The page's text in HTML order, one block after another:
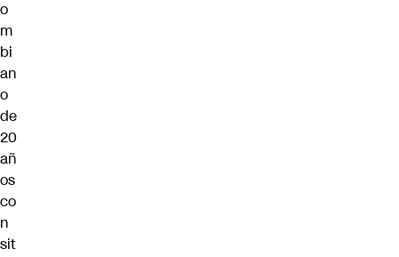
o
m
bi
an
o
de
20
añ
os
co
n
sit